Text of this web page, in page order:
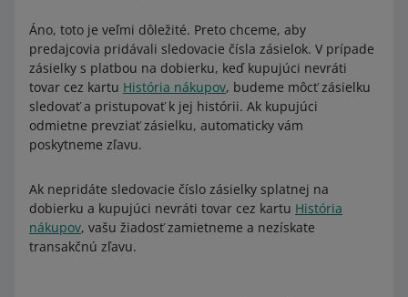
Áno, toto je veľmi dôležité. Preto chceme, aby
predajcovia pridávali sledovacie čísla zásielok. V prípade
zásielky s platbou na dobierku, keď kupujúci nevráti
tovar cez kartu História nákupov, budeme môcť zásielku
sledovať a pristupovať k jej histórii. Ak kupujúci
odmietne prevziať zásielku, automaticky vám
poskytneme zľavu.
Ak nepridáte sledovacie číslo zásielky splatnej na
dobierku a kupujúci nevráti tovar cez kartu História
nákupov, vašu žiadosť zamietneme a nezískate
transakčnú zľavu.